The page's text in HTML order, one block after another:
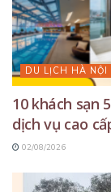
DU LỊCH HÀ NỘI
10 khách sạn
dịch vụ cao
02/08/2026